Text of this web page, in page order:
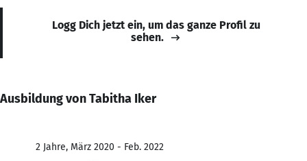
Logg Dich jetzt ein, um das ganze Profil zu
sehen.
Ausbildung von Tabitha Iker
2 Jahre, März 2020 - Feb. 2022